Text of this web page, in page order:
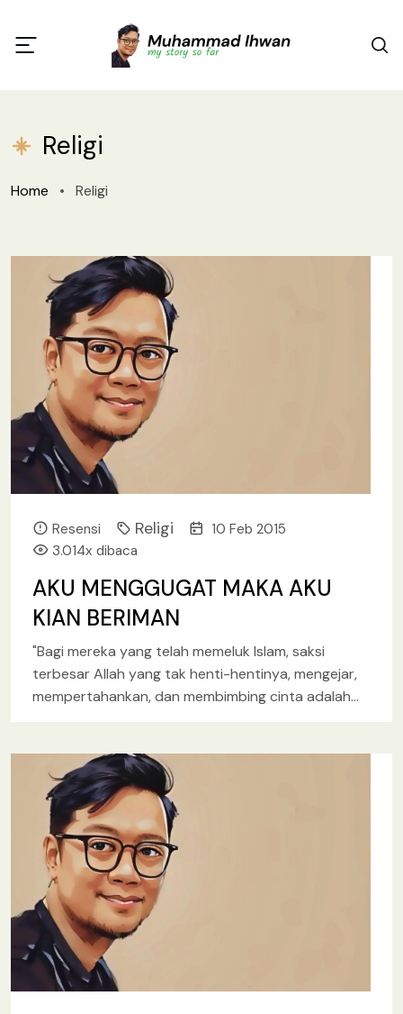
Religi
Home • Religi
Resensi Religi
10 Feb 2015
3.014x dibaca
AKU MENGGUGAT MAKA AKU
KIAN BERIMAN
"Bagi mereka yang telah memeluk Islam, saksi
terbesar Allah yang tak henti-hentinya, mengejar,
mempertahankan, dan membimbing cinta adalah